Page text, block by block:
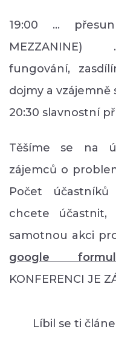
19:00 …
MEZZANINE)
fungování,
dojmy a vzájemně
20:30 slavnostní
Těšíme se na
zájemců o
Počet
chcete účastnit,
samotnou akci
google
KONFERENCI JE
Líbil se ti